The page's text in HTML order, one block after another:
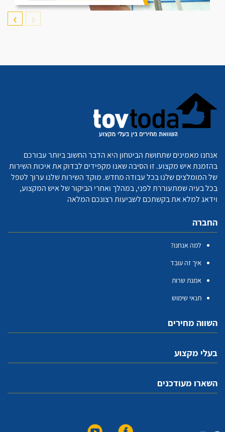
❮
❯
אנחנו מאמינים שתחושת הביטחון היא הדבר החשוב ביותר עבורכם
בהזמנת איש מקצוע. זו הסיבה שאנו מקפידים לבדוק את איכות השירות
של המומלצים שלנו בכל עבודה מחדש. מוקד השירות שלנו ערוך לטפל
בכל בעיה שמתעוררת לפני, במהלך ואחרי הביקור של איש המקצוע,
וידאג למלא את בקשתכם לשביעות רצונכם המלאה
החברה
למה אנחנו?
איך זה עובד
אמנת שרות
תנאי שימוש
השווה מחירים
בעלי מקצוע
השארו מעודכנים